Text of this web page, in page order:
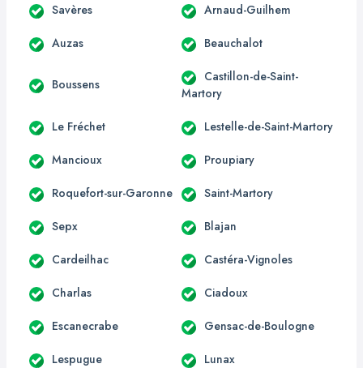
Savères Arnaud-Guilhem
Auzas Beauchalot
Boussens
Castillon-de-Saint-
Martory
Le Fréchet Lestelle-de-Saint-Martory
Mancioux Proupiary
Roquefort-sur-Garonne Saint-Martory
Sepx Blajan
Cardeilhac Castéra-Vignoles
Charlas Ciadoux
Escanecrabe Gensac-de-Boulogne
Lespugue Lunax